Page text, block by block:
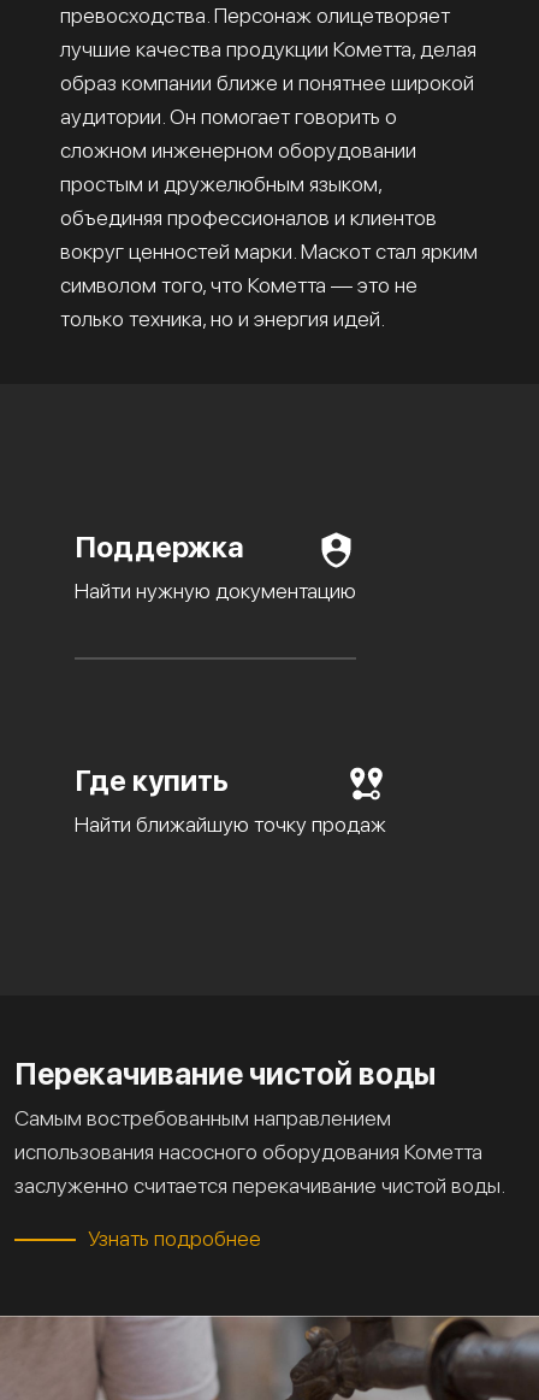
превосходства. Персонаж олицетворяет
лучшие качества продукции Кометта, делая
образ компании ближе и понятнее широкой
аудитории. Он помогает говорить о
сложном инженерном оборудовании
простым и дружелюбным языком,
объединяя профессионалов и клиентов
вокруг ценностей марки. Маскот стал ярким
символом того, что Кометта — это не
только техника, но и энергия идей.
Поддержка
Найти нужную документацию
Где купить
Найти ближайшую точку продаж
Перекачивание чистой воды
Самым востребованным направлением
использования насосного оборудования Кометта
заслуженно считается перекачивание чистой воды.
Узнать подробнее